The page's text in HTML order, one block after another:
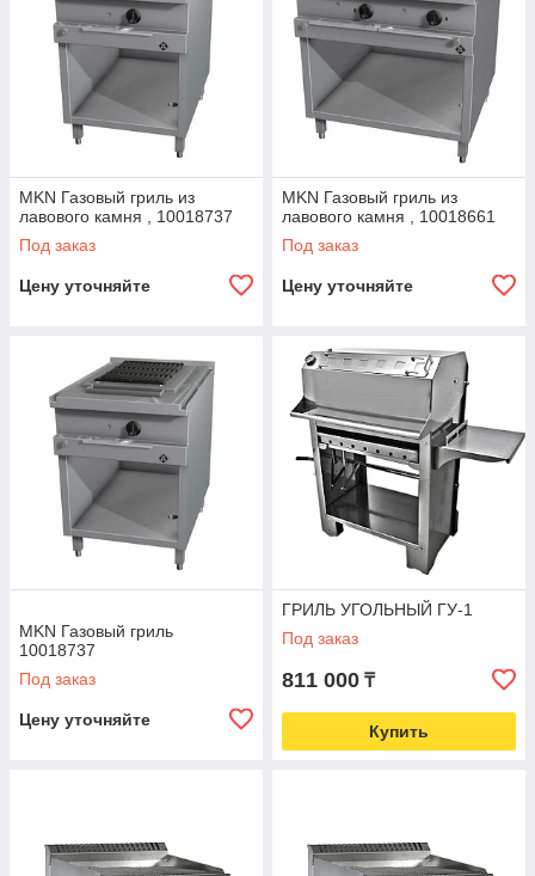
MKN Газовый гриль из
лавового камня , 10018737
Под заказ
Цену уточняйте
MKN Газовый гриль из
лавового камня , 10018661
Под заказ
Цену уточняйте
MKN Газовый гриль
10018737
Под заказ
Цену уточняйте
ГРИЛЬ УГОЛЬНЫЙ ГУ-1
Под заказ
811 000 ₸
Купить